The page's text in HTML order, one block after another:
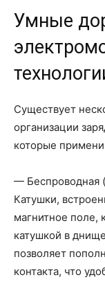
Умные
Существует
организации
которые
— Беспроводная
Катушки,
магнитное поле,
катушкой в
позволяет
контакта, что